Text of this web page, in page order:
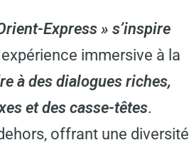
Express » s’inspire
immersive à la
à des dialogues riches,
et des casse-têtes.
offrant une diversité